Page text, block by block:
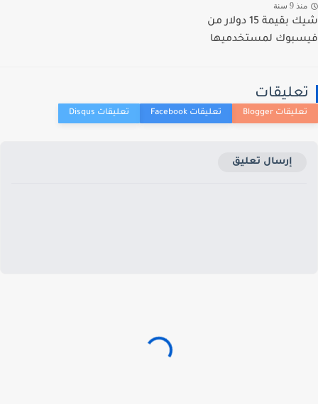
9 سنة
شيك بقيمة 15 دولار من
لمستخدميها
إرسال تعليق